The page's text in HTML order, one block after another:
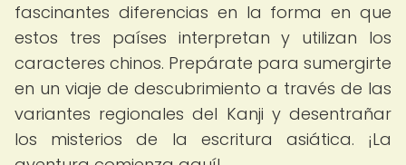
fascinantes diferencias en la forma en que
estos tres países interpretan y utilizan los
caracteres chinos. Prepárate para sumergirte
en un viaje de descubrimiento a través de las
variantes regionales del Kanji y desentrañar
los misterios de la escritura asiática. ¡La